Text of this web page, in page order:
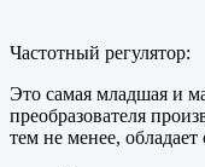
Частотный регулятор:
Это самая младшая и
преобразователя
тем не менее,